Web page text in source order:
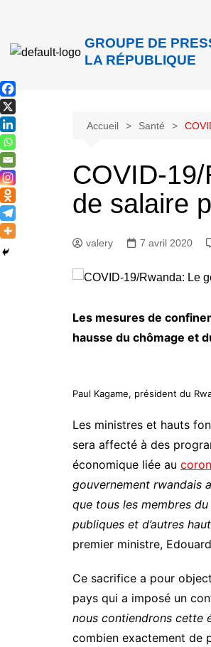
GROUPE DE
LA RÉPUBLIQUE
Accueil Santé
COVID-
de salaire
valery 7 avril 2020
Les mesures de
hausse du chômage et
Paul Kagame, président du
Les ministres et hauts
sera affecté à des
économique liée au
gouvernement rwandais
que tous les membres
publiques et d’autres
premier ministre,
Ce sacrifice a pour
pays qui a imposé un
nous contiendrons cette
combien exactement de